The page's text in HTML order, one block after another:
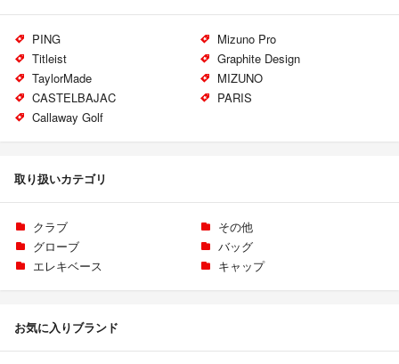
PING
Mizuno Pro
Titleist
Graphite Design
TaylorMade
MIZUNO
CASTELBAJAC
PARIS
Callaway Golf
取り扱いカテゴリ
クラブ
その他
グローブ
バッグ
エレキベース
キャップ
お気に入りブランド